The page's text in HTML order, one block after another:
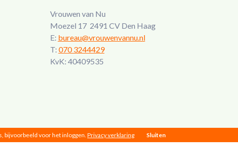
Vrouwen van Nu
Moezel 17 2491 CV Den Haag
E: bureau@vrouwenvannu.nl
T: 070 3244429
KvK: 40409535
bijvoorbeeld voor het inloggen. Privacy verklaring Sluiten